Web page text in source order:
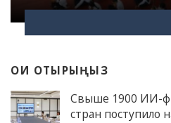
ОҚИ ОТЫРЫҢЫЗ
Свыше 1900 ИИ-
стран поступило